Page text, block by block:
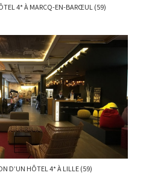
4* À MARCQ-EN-BARŒUL (59)
D’UN HÔTEL 4* À LILLE (59)